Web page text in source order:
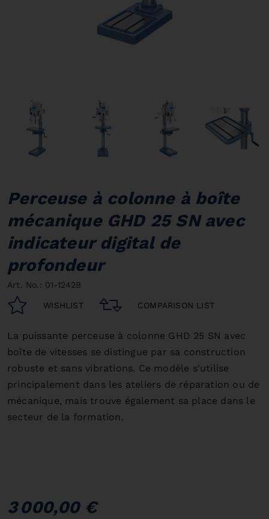
Perceuse à colonne à boîte
mécanique GHD 25 SN avec
indicateur digital de
profondeur
Art. No.: 01-1242B
WISHLIST COMPARISON LIST
La puissante perceuse à colonne GHD 25 SN avec
boîte de vitesses se distingue par sa construction
robuste et sans vibrations. Ce modèle s'utilise
principalement dans les ateliers de réparation ou de
mécanique, mais trouve également sa place dans le
secteur de la formation.
3 000,00 €